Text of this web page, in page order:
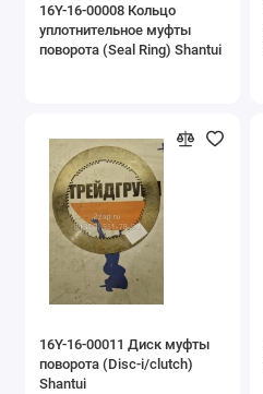
16Y-16-00008 Кольцо
уплотнительное муфты
поворота (Seal Ring) Shantui
16Y-16-00011 Диск муфты
поворота (Disc-i/clutch)
Shantui